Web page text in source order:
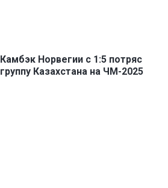
Камбэк Норвегии с 1:5 потряс
группу Казахстана на ЧМ-2025